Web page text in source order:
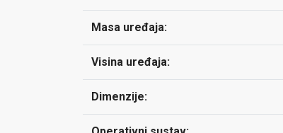
Masa uređaja:
Visina uređaja:
Dimenzije: